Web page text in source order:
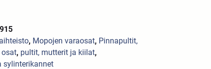
, Mopojen varaosat, Pinnapultit,
osat, pultit, mutterit ja kiilat,
sylinterikannet